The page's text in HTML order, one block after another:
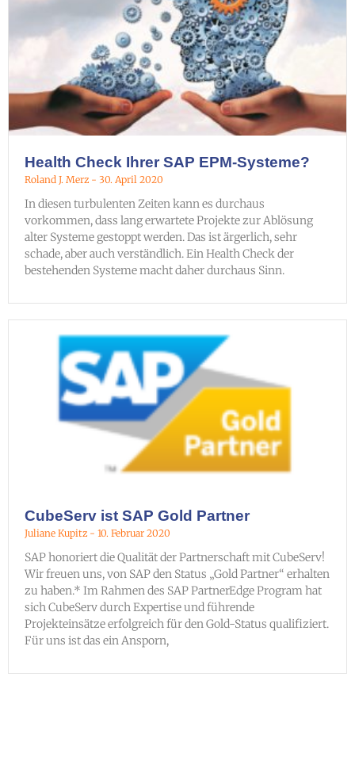
Health Check Ihrer SAP EPM-Systeme?
Roland J. Merz 30. April 2020
In diesen turbulenten Zeiten kann es durchaus
vorkommen, dass lang erwartete Projekte zur Ablösung
alter Systeme gestoppt werden. Das ist ärgerlich, sehr
schade, aber auch verständlich. Ein Health Check der
bestehenden Systeme macht daher durchaus Sinn.
CubeServ ist SAP Gold Partner
Juliane Kupitz 10. Februar 2020
SAP honoriert die Qualität der Partnerschaft mit CubeServ!
Wir freuen uns, von SAP den Status „Gold Partner“ erhalten
zu haben.* Im Rahmen des SAP PartnerEdge Program hat
sich CubeServ durch Expertise und führende
Projekteinsätze erfolgreich für den Gold-Status qualifiziert.
Für uns ist das ein Ansporn,